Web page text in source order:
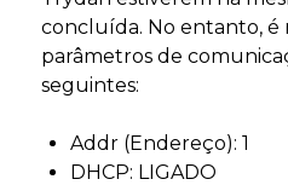
concluída. No entanto, é
parâmetros de
seguintes:
Addr (Endereço): 1
DHCP: LIGADO